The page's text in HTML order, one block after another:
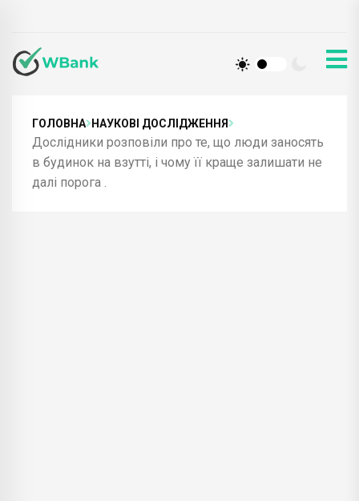
ГОЛОВНА НАУКОВІ ДОСЛІДЖЕННЯ
Дослідники розповіли про те, що люди заносять
в будинок на взутті, і чому її краще залишати не
далі порога .